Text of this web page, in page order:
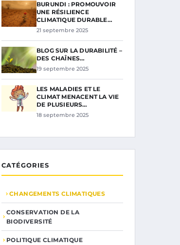
BURUNDI : PROMOUVOIR
UNE RÉSILIENCE
CLIMATIQUE DURABLE…
21 septembre 2025
BLOG SUR LA DURABILITÉ –
DES CHAÎNES…
19 septembre 2025
LES MALADIES ET LE
CLIMAT MENACENT LA VIE
DE PLUSIEURS…
18 septembre 2025
CATÉGORIES
CHANGEMENTS CLIMATIQUES
CONSERVATION DE LA
BIODIVERSITÉ
POLITIQUE CLIMATIQUE